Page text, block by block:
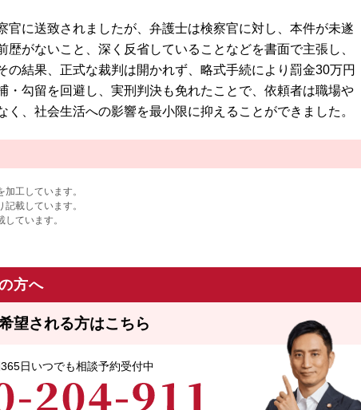
官に送致されましたが、弁護士は検察官に対し、本件が未遂
歴がないこと、深く反省していることなどを書面で主張し、
の結果、正式な裁判は開かれず、略式手続により罰金30万円
・勾留を回避し、実刑判決も免れたことで、依頼者は職場や
く、社会生活への影響を最小限に抑えることができました。
工しています。
載しています。
ています。
方へ
望される方はこちら
日いつでも相談予約受付中